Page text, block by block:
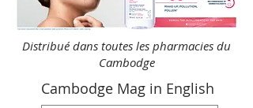
Distribué dans toutes les pharmacies du
Cambodge
Cambodge Mag in English